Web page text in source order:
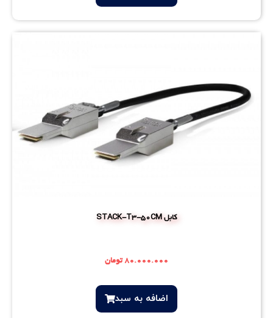
کابل STACK-T3-50CM
۸۰.۰۰۰.۰۰۰ تومان
اضافه‌ به سبد